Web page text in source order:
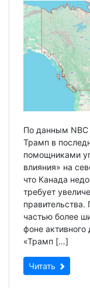
По данным
Трамп в
помощниками
влияния» на
что Канада
требует
частью более
фоне
«Трамп […]
Читать